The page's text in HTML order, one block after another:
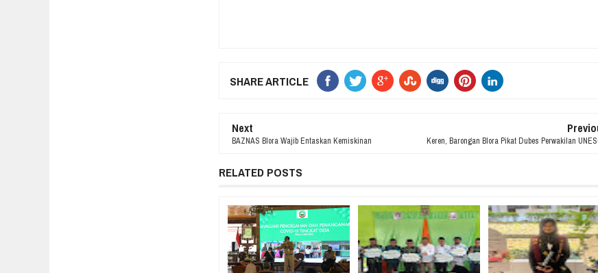
SHARE ARTICLE
Next
BAZNAS Blora Wajib Entaskan Kemiskinan Keren, Barongan Blora Pikat Dubes Perwakilan
RELATED POSTS